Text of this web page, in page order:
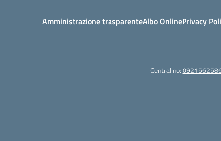
Amministrazione trasparenteAlbo OnlinePrivacy
Centralino: